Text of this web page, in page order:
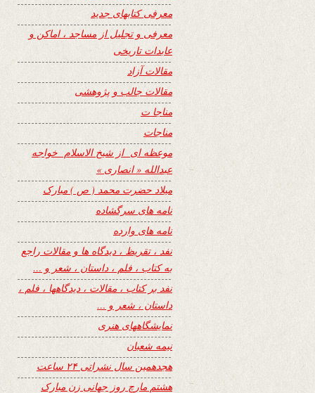
معرفی کتابهای جدید
معرفی و تجلیل از مساجد ، اماکن و
عابدات تاریخی
مقالات آزاد
مقالات جالب و پژوهشی
مناجا ت
مناجات
موعظه ای از شیخ الاسلام خواجه
عبدالله « انصاری »
میلاد حضرت محمد ( ص ) مبارک
نامه های سرگشاده
نامه های وارده
نفد ، تقریظ ، دیدگاه ها و مقالات راجع
به کتاب ، فلم ، داستان ، شعر و …
نفد بر کتاب ، مقالات ، دیدگاهها ، فلم ،
داستان ، شعر و …
نمایشگاههای هنری
نیمه شعبان
هجدهمین سال نشراتی ۲۴ ساعت
هشتم مارچ روز جهانی زن مبارک